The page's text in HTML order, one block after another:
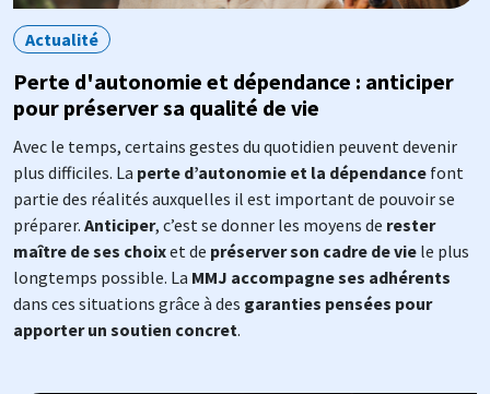
Actualité
Perte d'autonomie et dépendance : anticiper
pour préserver sa qualité de vie
Avec le temps, certains gestes du quotidien peuvent devenir
plus difficiles. La perte d’autonomie et la dépendance font
partie des réalités auxquelles il est important de pouvoir se
préparer. Anticiper, c’est se donner les moyens de rester
maître de ses choixet de préserver son cadre de vie le plus
longtemps possible. La MMJ accompagne ses adhérents
dans ces situations grâce à des garanties pensées pour
apporter un soutien concret.